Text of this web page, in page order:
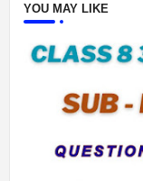
YOU MAY LIKE